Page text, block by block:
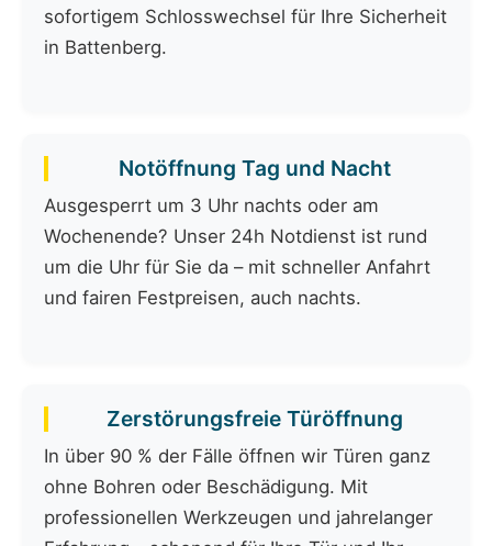
sofortigem Schlosswechsel für Ihre Sicherheit
in Battenberg.
Notöffnung Tag und Nacht
Ausgesperrt um 3 Uhr nachts oder am
Wochenende? Unser 24h Notdienst ist rund
um die Uhr für Sie da – mit schneller Anfahrt
und fairen Festpreisen, auch nachts.
Zerstörungsfreie Türöffnung
In über 90 % der Fälle öffnen wir Türen ganz
ohne Bohren oder Beschädigung. Mit
professionellen Werkzeugen und jahrelanger